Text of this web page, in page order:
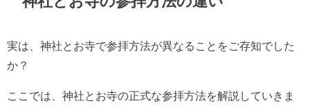
実は、神社とお寺で参拝方法が異なることをご存知でした
か？
ここでは、神社とお寺の正式な参拝方法を解説していきま